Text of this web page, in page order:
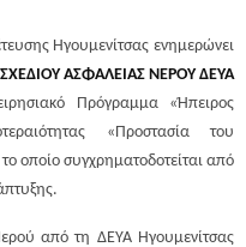
Ηγουμενίτσας ενημερώνει
ΑΣΦΑΛΕΙΑΣ ΝΕΡΟΥ ΔΕΥΑ
Πρόγραμμα «Ήπειρος
«Προστασία του
οποίο συγχρηματοδοτείται από
από τη ΔΕΥΑ Ηγουμενίτσας